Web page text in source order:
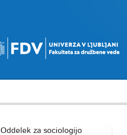
Oddelek za sociologijo